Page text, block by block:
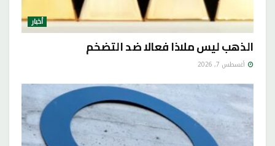
أخبار
الذهب ليس ملاذا فعالا ضد التضخم
أغسطس 7, 2026